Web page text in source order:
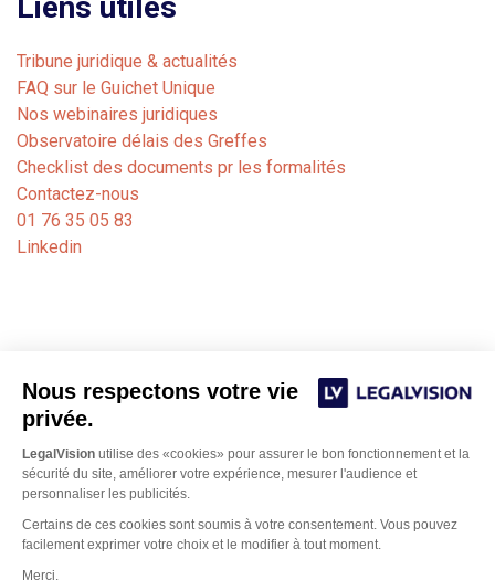
Nous respectons votre vie
privée.
LegalVision utilise des «cookies» pour assurer le bon fonctionnement et la
sécurité du site, améliorer votre expérience, mesurer l'audience et
personnaliser les publicités.
Certains de ces cookies sont soumis à votre consentement. Vous pouvez
facilement exprimer votre choix et le modifier à tout moment.
Merci.
Tribune juridique & actualités
FAQ sur le Guichet Unique
Nos webinaires juridiques
Observatoire délais des Greffes
Checklist des documents pr les formalités
Contactez-nous
01 76 35 05 83
Linkedin
Notre cabinet de formalités juridiques est dédié aux
avocats, experts-comptables et notaires. Nos juristes
basés sur